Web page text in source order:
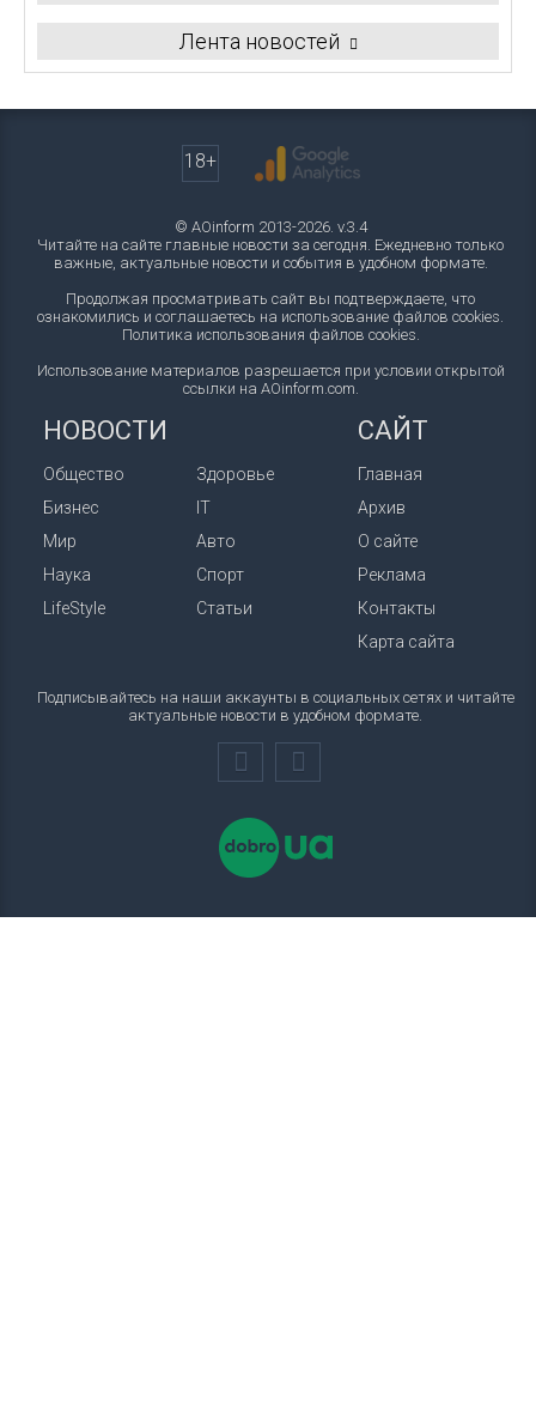
Лента новостей
18+
© AOinform 2013-2026. v.3.4
Читайте на сайте главные новости за сегодня. Ежедневно только
важные, актуальные новости и события в удобном формате.
Продолжая просматривать сайт вы подтверждаете, что
ознакомились и соглашаетесь на использование файлов cookies.
Политика использования файлов cookies.
Использование материалов разрешается при условии открытой
ссылки на AOinform.com.
НОВОСТИ
Общество
Бизнес
Мир
Наука
LifeStyle
Здоровье
IT
Авто
Спорт
Статьи
САЙТ
Главная
Архив
О сайте
Реклама
Контакты
Карта сайта
Подписывайтесь на наши аккаунты в социальных сетях и читайте
актуальные новости в удобном формате.